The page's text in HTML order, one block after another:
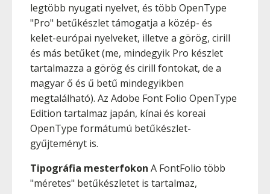
legtöbb nyugati nyelvet, és több OpenType
"Pro" betűkészlet támogatja a közép- és
kelet-európai nyelveket, illetve a görög, cirill
és más betűket (me, mindegyik Pro készlet
tartalmazza a görög és cirill fontokat, de a
magyar ő és ű betű mindegyikben
megtalálható). Az Adobe Font Folio OpenType
Edition tartalmaz japán, kínai és koreai
OpenType formátumú betűkészlet-
gyűjteményt is.
Tipográfia mesterfokon A FontFolio több
"méretes" betűkészletet is tartalmaz,